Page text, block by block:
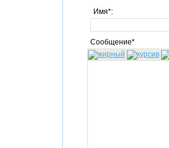
Имя*:
Сообщение*